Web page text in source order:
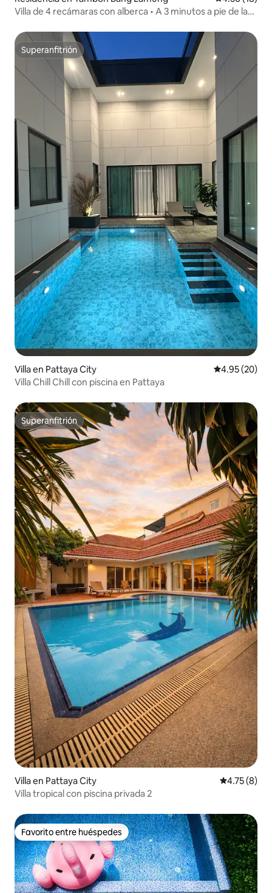
Villa de 4 recámaras con alberca • A 3 minutos a pie de la
Superanfitrión
Superanfitrión
Villa en Pattaya City Calificación
4.95 (20)
Villa Chill Chill con piscina en Pattaya
Superanfitrión
Superanfitrión
Villa en Pattaya City Calificación
4.75 (8)
Villa tropical con piscina privada 2
Favorito entre huéspedes
Favorito entre huéspedes